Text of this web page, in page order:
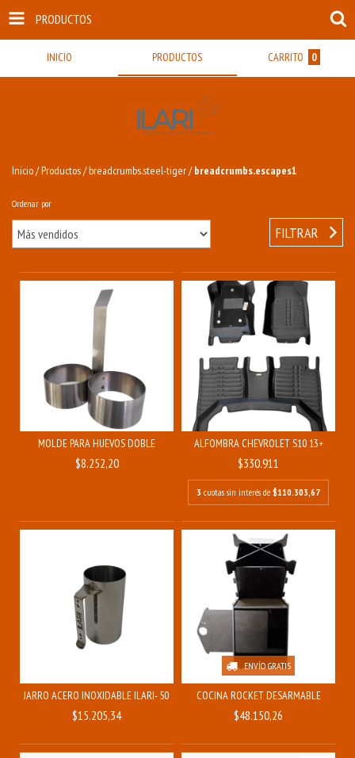
PRODUCTOS
INICIO PRODUCTOS CARRITO 0
Inicio/Productos/breadcrumbs.steel-tiger/ breadcrumbs.escapes1
Ordenar por
FILTRAR
MOLDE PARA HUEVOS DOBLE
$8.252,20
ALFOMBRA CHEVROLET S10 13+
$330.911
3 cuotas sin interés de $110.303,67
JARRO ACERO INOXIDABLE ILARI- 500ML
$15.205,34
ENVÍO GRATIS
COCINA ROCKET DESARMABLE
$48.150,26